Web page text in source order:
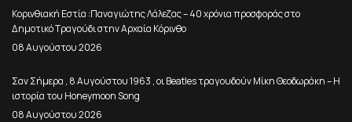
Κορινθιακή Εστία :Παναγιώτης Λάλεζας – 40 χρόνια προσφοράς στο
Δημοτικό Τραγούδι στην Αρχαία Κόρινθο
08 Αυγούστου 2026
Σαν Σήμερα , 8 Αυγούστου 1963 , οι Beatles τραγουδούν Μίκη Θεοδωράκη – Η
ιστορία του Honeymoon Song
08 Αυγούστου 2026